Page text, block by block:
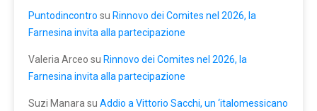
Puntodincontro su Rinnovo dei Comites nel 2026, la
Farnesina invita alla partecipazione
Valeria Arceo su Rinnovo dei Comites nel 2026, la
Farnesina invita alla partecipazione
Suzi Manara su Addio a Vittorio Sacchi, un ‘italomessicano